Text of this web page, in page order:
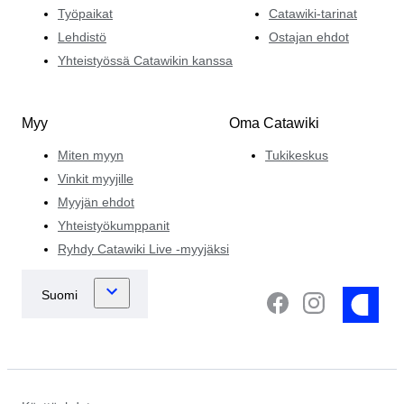
Työpaikat
Lehdistö
Yhteistyössä Catawikin kanssa
Catawiki-tarinat
Ostajan ehdot
Myy
Miten myyn
Vinkit myyjille
Myyjän ehdot
Yhteistyökumppanit
Ryhdy Catawiki Live -myyjäksi
Oma Catawiki
Tukikeskus